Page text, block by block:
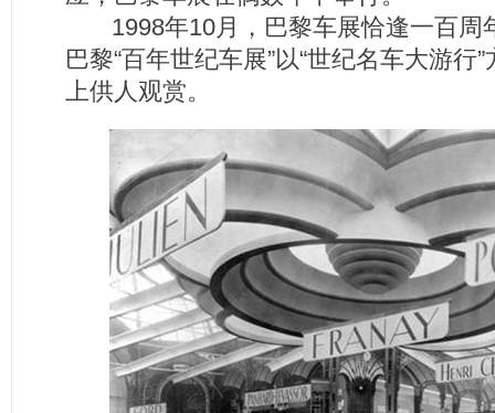
1998年10月，巴黎车展恰逢一百周
巴黎“百年世纪车展”以“世纪名车大游行
上供人观赏。